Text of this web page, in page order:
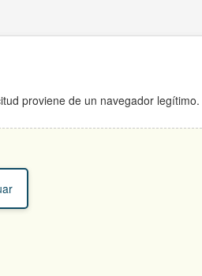
proviene de un navegador legítimo.